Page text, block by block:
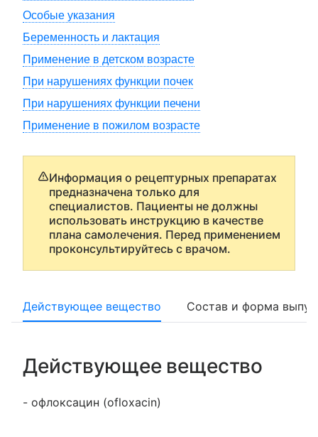
Особые указания
Беременность и лактация
Применение в детском возрасте
При нарушениях функции почек
При нарушениях функции печени
Применение в пожилом возрасте
Информация о рецептурных препаратах
предназначена только для
специалистов. Пациенты не должны
использовать инструкцию в качестве
плана самолечения. Перед применением
проконсультируйтесь с врачом.
Действующее вещество Состав и форма
Действующее вещество
- офлоксацин (ofloxacin)